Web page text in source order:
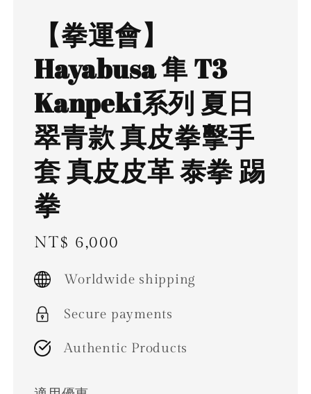
【拳運會】
Hayabusa 隼 T3
Kanpeki系列 夏日
翠青款 真皮拳擊手
套 真皮皮革 泰拳 踢
拳
Regular
price
NT$ 6,000
Worldwide shipping
Secure payments
Authentic Products